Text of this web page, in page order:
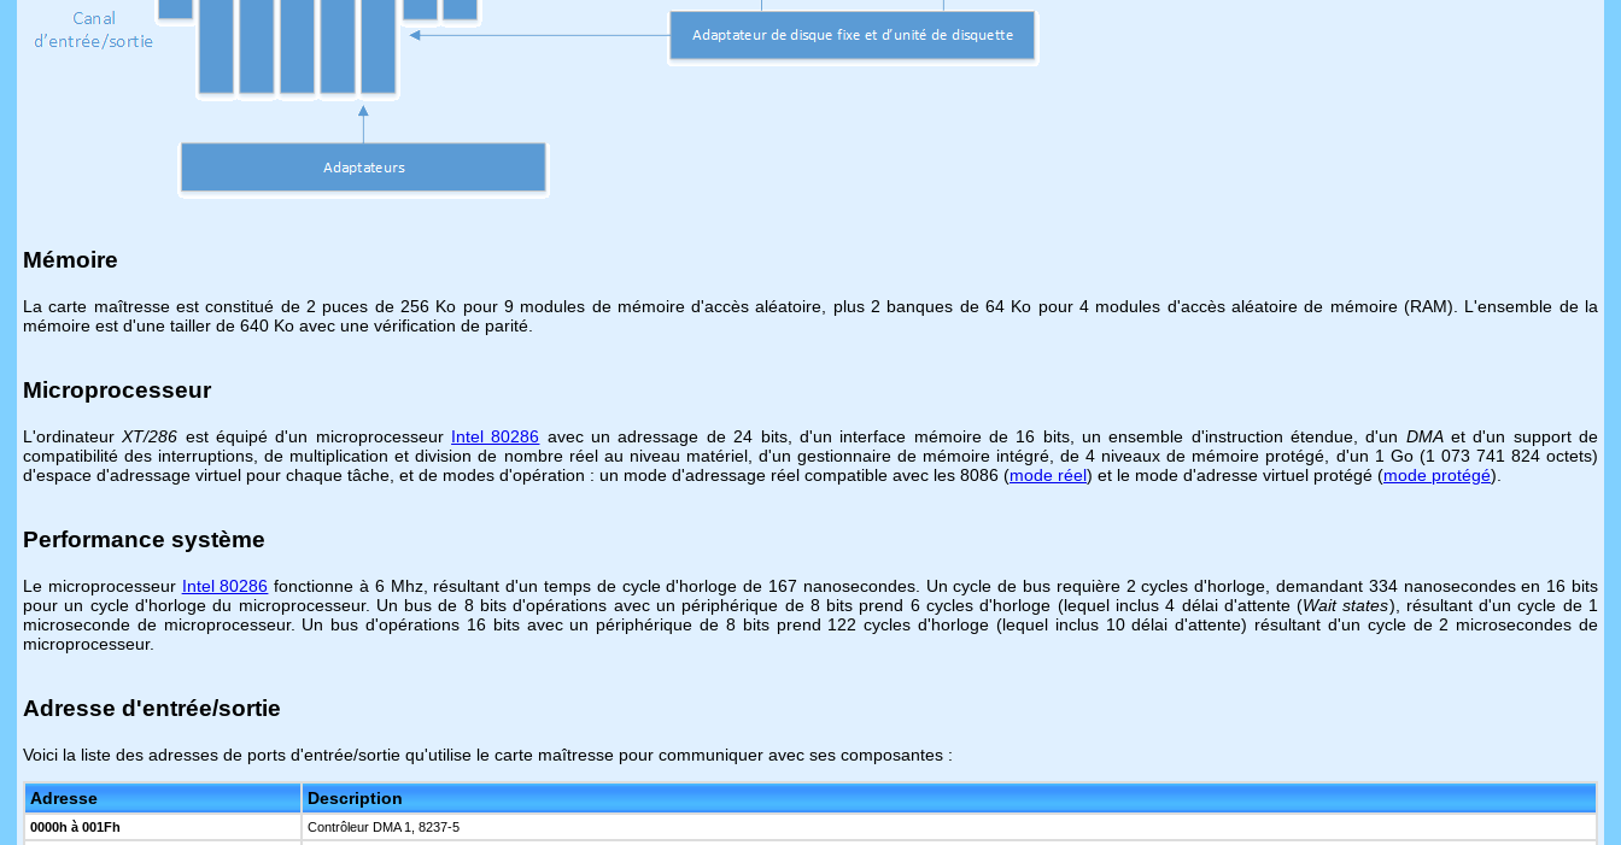
Mémoire
La carte maîtresse est constitué de 2 puces de 256 Ko pour 9 modules de mémoire d'accès aléatoire, plus 2 banques de 64 Ko pour 4 modules d'accès aléatoire de mémoire (RAM). L'ensemble de la
mémoire est d'une tailler de 640 Ko avec une vérification de parité.
Microprocesseur
L'ordinateurXT/286 est équipé d'un microprocesseur Intel 80286 avec un adressage de 24 bits, d'un interface mémoire de 16 bits, un ensemble d'instruction étendue, d'un DMAet d'un support de
compatibilité des interruptions, de multiplication et division de nombre réel au niveau matériel, d'un gestionnaire de mémoire intégré, de 4 niveaux de mémoire protégé, d'un 1 Go (1 073 741 824 octets)
d'espace d'adressage virtuel pour chaque tâche, et de modes d'opération : un mode d'adressage réel compatible avec les 8086 (mode réel) et le mode d'adresse virtuel protégé (mode protégé).
Performance système
Le microprocesseur Intel 80286 fonctionne à 6 Mhz, résultant d'un temps de cycle d'horloge de 167 nanosecondes. Un cycle de bus requière 2 cycles d'horloge, demandant 334 nanosecondes en 16 bits
pour un cycle d'horloge du microprocesseur. Un bus de 8 bits d'opérations avec un périphérique de 8 bits prend 6 cycles d'horloge (lequel inclus 4 délai d'attente (Wait states), résultant d'un cycle de 1
microseconde de microprocesseur. Un bus d'opérations 16 bits avec un périphérique de 8 bits prend 122 cycles d'horloge (lequel inclus 10 délai d'attente) résultant d'un cycle de 2 microsecondes de
microprocesseur.
Adresse d'entrée/sortie
Voici la liste des adresses de ports d'entrée/sortie qu'utilise le carte maîtresse pour communiquer avec ses composantes :
Adresse Description
0000h à 001Fh
Contrôleur DMA 1, 8237-5